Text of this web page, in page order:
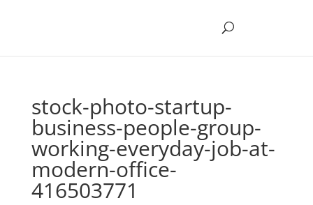
stock-photo-startup-
business-people-group-
working-everyday-job-at-
modern-office-
416503771